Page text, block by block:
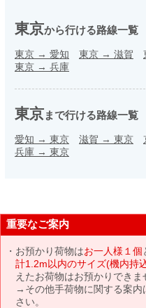
東京から行ける路線一覧
東京 → 愛知 東京 → 滋賀
東京 → 兵庫
東京まで行ける路線一覧
愛知 → 東京 滋賀 → 東京
兵庫 → 東京
重要なご案内
お預かり荷物はお一人様１個
計1.2m以内のサイズ(機内持
えたお荷物はお預かりできま
→その他手荷物に関する案内
さい。